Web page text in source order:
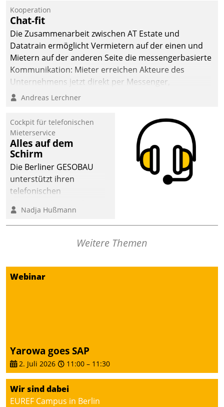
Kooperation
Chat-fit
Die Zusammenarbeit zwischen AT Estate und
Datatrain ermöglicht Vermietern auf der einen und
Mietern auf der anderen Seite die messengerbasierte
Kommunikation: Mieter erreichen Akteure des
Unternehmens jetzt direkt per Messenger,
Mitarbeiter oder Dienstleister empfangen oder
Andreas Lerchner
Cockpit für telefonischen
Mieterservice
Alles auf dem
Schirm
Die Berliner GESOBAU
unterstützt ihren
telefonischen
digitalen Cockpit, das
situationsbezogen
passende Fragen und
Dialogführung ermöglicht
Nadja Hußmann
Weitere Themen
Webinar
Yarowa goes SAP
2. Juli 2026 11:00 – 11:30
Wir sind dabei
EUREF Campus in Berlin